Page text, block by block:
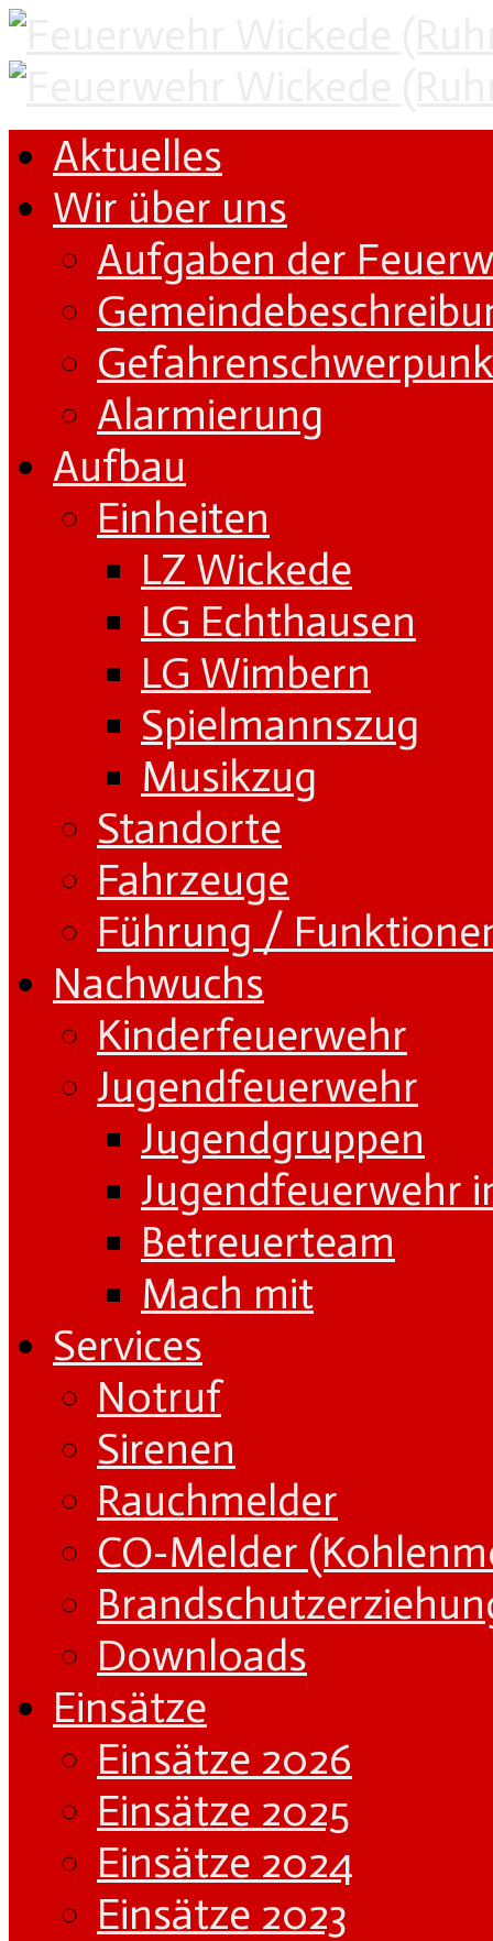
Aktuelles
Wir über uns
Aufgaben der
Alarmierung
Aufbau
Einheiten
LZ Wickede
LG Echthausen
LG Wimbern
Spielmannszug
Musikzug
Standorte
Fahrzeuge
Führung /
Nachwuchs
Kinderfeuerwehr
Jugendfeuerwehr
Jugendgruppen
Jugendfeuerwehr
Betreuerteam
Mach mit
Services
Notruf
Sirenen
Rauchmelder
CO-Melder
Downloads
Einsätze
Einsätze 2026
Einsätze 2025
Einsätze 2024
Einsätze 2023